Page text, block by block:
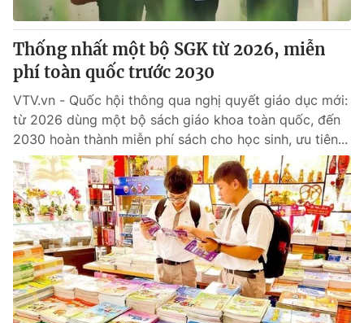
Thống nhất một bộ SGK từ 2026, miễn
phí toàn quốc trước 2030
VTV.vn - Quốc hội thông qua nghị quyết giáo dục mới:
từ 2026 dùng một bộ sách giáo khoa toàn quốc, đến
2030 hoàn thành miễn phí sách cho học sinh, ưu tiên...